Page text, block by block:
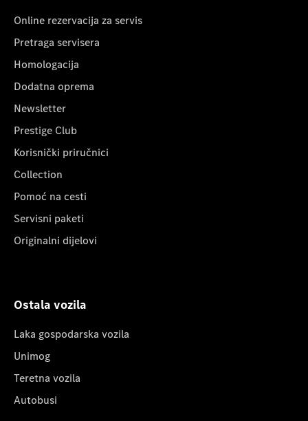
Online rezervacija za servis
Pretraga servisera
Homologacija
Dodatna oprema
Newsletter
Prestige Club
Korisnički priručnici
Collection
Pomoć na cesti
Servisni paketi
Originalni dijelovi
Ostala vozila
Laka gospodarska vozila
Unimog
Teretna vozila
Autobusi